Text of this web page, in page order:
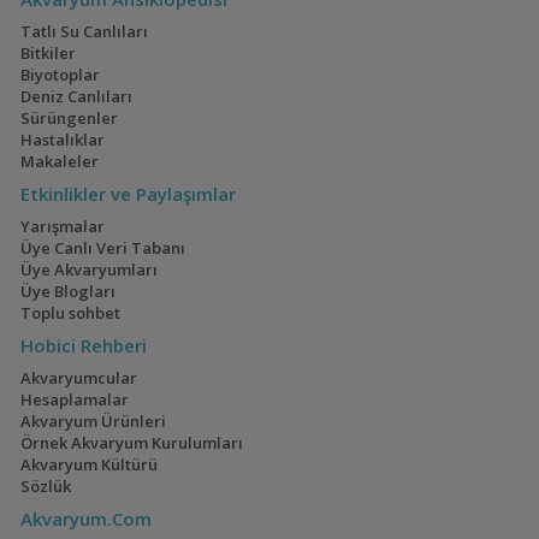
Electric Blue Acara
Head Tapajos(13)
Ateşağız
Mavi Melek Karides
Tatlı Su Canlıları
Bitkiler
Biyotoplar
Deniz Canlıları
Sürüngenler
Hastalıklar
Makaleler
Etkinlikler ve Paylaşımlar
Yarışmalar
Üye Canlı Veri Tabanı
Üye Akvaryumları
Üye Blogları
Toplu sohbet
Hobici Rehberi
Akvaryumcular
Hesaplamalar
Akvaryum Ürünleri
Örnek Akvaryum Kurulumları
Akvaryum Kültürü
Sözlük
Akvaryum.Com